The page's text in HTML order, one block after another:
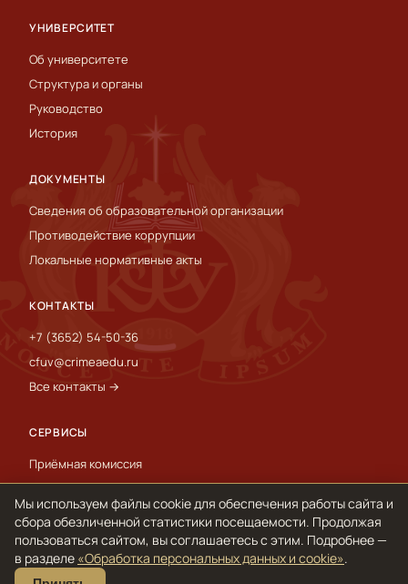
УНИВЕРСИТЕТ
Об университете
Структура и органы
Руководство
История
ДОКУМЕНТЫ
Сведения об образовательной организации
Противодействие коррупции
Локальные нормативные акты
КОНТАКТЫ
+7 (3652) 54-50-36
cfuv@crimeaedu.ru
Все контакты →
СЕРВИСЫ
Приёмная комиссия
Пресс-служба
International
© 1918–2026 ФГАОУ ВО «КФУ им. В. И. Вернадского»
Мы используем файлы cookie для обеспечения работы сайта и
сбора обезличенной статистики посещаемости. Продолжая
пользоваться сайтом, вы соглашаетесь с этим. Подробнее —
в разделе «Обработка персональных данных и cookie».